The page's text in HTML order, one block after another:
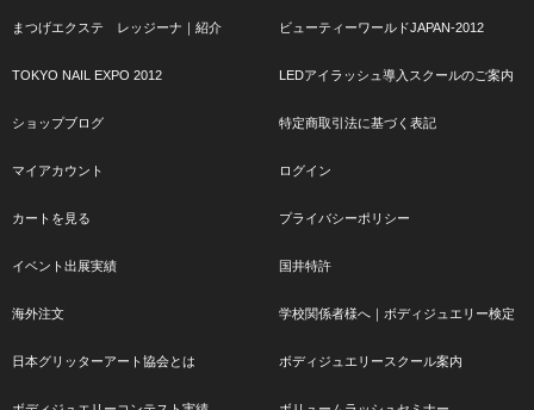
まつげエクステ レッジーナ｜紹介 ビューティーワールドJAPAN-2012
TOKYO NAIL EXPO 2012 LEDアイラッシュ導入スクールのご案内
ショップブログ 特定商取引法に基づく表記
マイアカウント ログイン
カートを見る プライバシーポリシー
イベント出展実績 国井特許
海外注文 学校関係者様へ｜ボディジュエリー検定
日本グリッターアート協会とは ボディジュエリースクール案内